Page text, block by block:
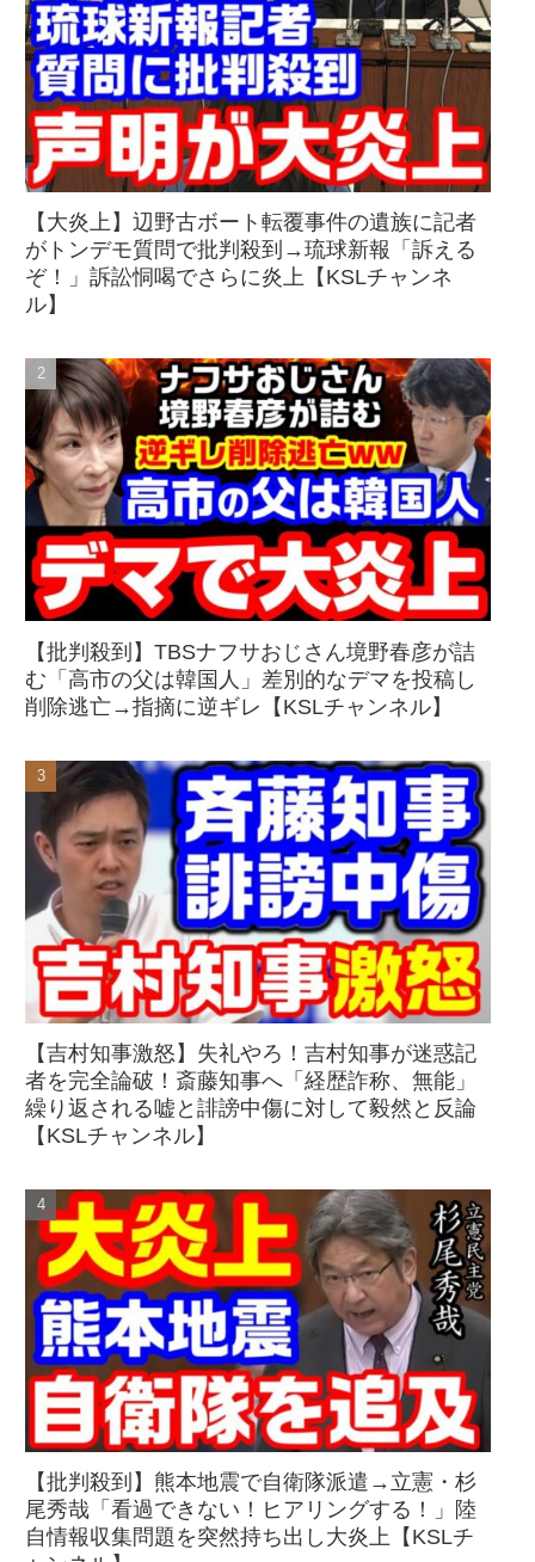
【大炎上】辺野古ボート転覆事件の遺族に記者
がトンデモ質問で批判殺到→琉球新報「訴える
ぞ！」訴訟恫喝でさらに炎上【KSLチャンネ
ル】
【批判殺到】TBSナフサおじさん境野春彦が詰
む「高市の父は韓国人」差別的なデマを投稿し
削除逃亡→指摘に逆ギレ【KSLチャンネル】
【吉村知事激怒】失礼やろ！吉村知事が迷惑記
者を完全論破！斎藤知事へ「経歴詐称、無能」
繰り返される嘘と誹謗中傷に対して毅然と反論
【KSLチャンネル】
【批判殺到】熊本地震で自衛隊派遣→立憲・杉
尾秀哉「看過できない！ヒアリングする！」陸
自情報収集問題を突然持ち出し大炎上【KSLチ